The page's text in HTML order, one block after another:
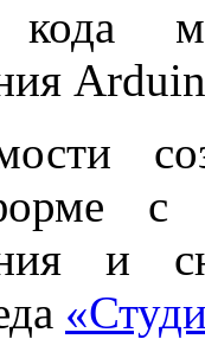
кода
с
и